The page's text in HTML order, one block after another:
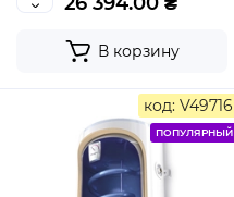
В корзину
код: V49716
ПОПУЛЯРНЫЙ